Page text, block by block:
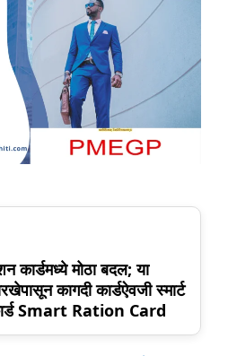
कार्डमध्ये मोठा बदल; या
कागदी कार्डऐवजी स्मार्ट
Smart Ration Card